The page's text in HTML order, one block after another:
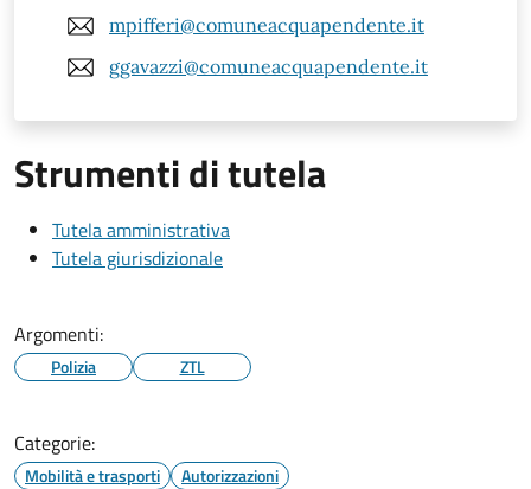
mpifferi@comuneacquapendente.it
ggavazzi@comuneacquapendente.it
Strumenti di tutela
Tutela amministrativa
Tutela giurisdizionale
Argomenti:
Polizia ZTL
Categorie:
Mobilità e trasporti Autorizzazioni